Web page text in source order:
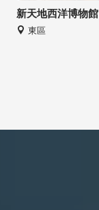
新天地西洋博物館
東區